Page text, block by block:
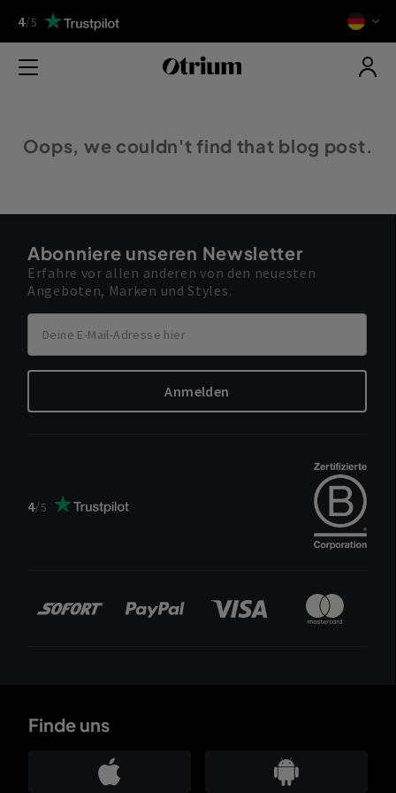
4/5
Oops, we couldn't find that blog post.
Abonniere unseren Newsletter
Erfahre vor allen anderen von den neuesten
Angeboten, Marken und Styles.
Anmelden
4/5
Finde uns